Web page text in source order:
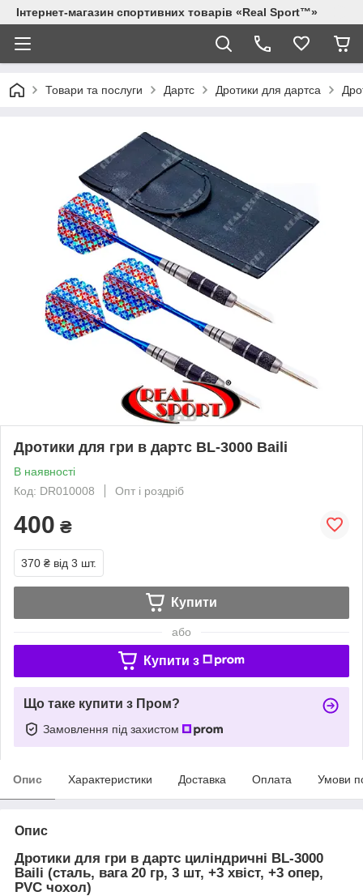
Інтернет-магазин спортивних товарів «Real Sport™»
Товари та послуги Дартс Дротики для дартса
Дротики для гри в дартс BL-3000 Baili
В наявності
Код: DR010008
Опт і роздріб
400 ₴
370 ₴ від 3 шт.
Купити
або
Купити з
Що таке купити з Пром?
Замовлення під захистом
Опис Характеристики Доставка Оплата Умови
Опис
Дротики для гри в дартс циліндричні BL-3000
Baili (сталь, вага 20 гр, 3 шт, +3 хвіст, +3 опер,
PVC чохол)